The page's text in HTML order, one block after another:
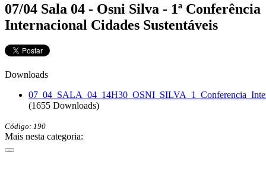
07/04 Sala 04 - Osni Silva - 1ª Conferência
Internacional Cidades Sustentáveis
Downloads
(1655 Downloads)
Código: 190
Mais nesta categoria: